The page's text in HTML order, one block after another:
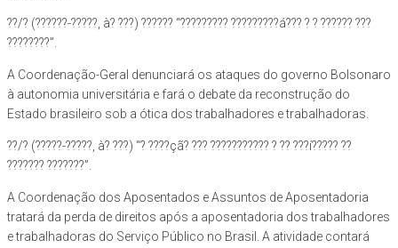
??/? (??????-?????, à? ???) ?????? “????????? ?????????á??? ? ? ?????? ???
????????”.
A Coordenação-Geral denunciará os ataques do governo Bolsonaro
à autonomia universitária e fará o debate da reconstrução do
Estado brasileiro sob a ótica dos trabalhadores e trabalhadoras.
??/? (?????-?????, à? ???) “? ????çã? ??? ??????????? ? ?? ???í????? ??
??????? ???????”.
A Coordenação dos Aposentados e Assuntos de Aposentadoria
tratará da perda de direitos após a aposentadoria dos trabalhadores
e trabalhadoras do Serviço Público no Brasil. A atividade contará